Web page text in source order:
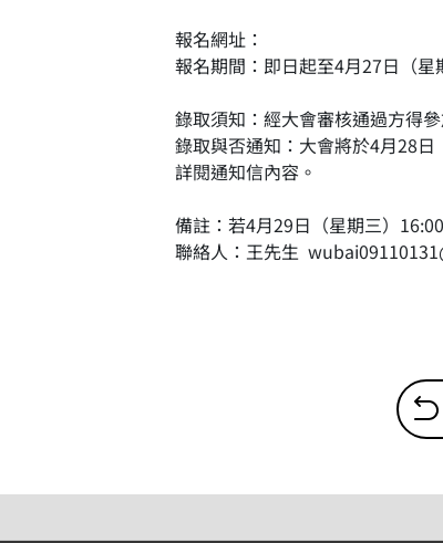
報名網址：
報名期間：即日起至4月27日（星
錄取須知：經大會審核通過方得
錄取與否通知：大會將於4月28
詳閱通知信內容。
備註：若4月29日（星期三）
聯絡人：王先生